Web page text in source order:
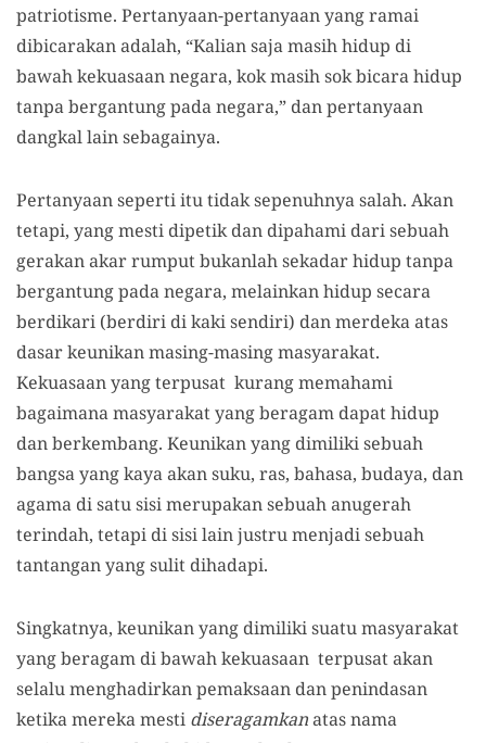
patriotisme. Pertanyaan-pertanyaan yang ramai
dibicarakan adalah, “Kalian saja masih hidup di
bawah kekuasaan negara, kok masih sok bicara hidup
tanpa bergantung pada negara,” dan pertanyaan
dangkal lain sebagainya.
Pertanyaan seperti itu tidak sepenuhnya salah. Akan
tetapi, yang mesti dipetik dan dipahami dari sebuah
gerakan akar rumput bukanlah sekadar hidup tanpa
bergantung pada negara, melainkan hidup secara
berdikari (berdiri di kaki sendiri) dan merdeka atas
dasar keunikan masing-masing masyarakat.
Kekuasaan yang terpusat kurang memahami
bagaimana masyarakat yang beragam dapat hidup
dan berkembang. Keunikan yang dimiliki sebuah
bangsa yang kaya akan suku, ras, bahasa, budaya, dan
agama di satu sisi merupakan sebuah anugerah
terindah, tetapi di sisi lain justru menjadi sebuah
tantangan yang sulit dihadapi.
Singkatnya, keunikan yang dimiliki suatu masyarakat
yang beragam di bawah kekuasaan terpusat akan
selalu menghadirkan pemaksaan dan penindasan
ketika mereka mesti diseragamkanatas nama